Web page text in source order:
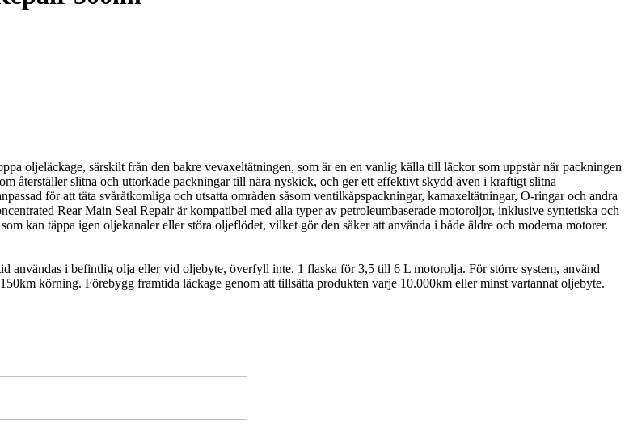
oljeläckage, särskilt från den bakre vevaxeltätningen, som är en en vanlig källa till läckor som uppstår när packningen
återställer slitna och uttorkade packningar till nära nyskick, och ger ett effektivt skydd även i kraftigt slitna
för att täta svåråtkomliga och utsatta områden såsom ventilkåpspackningar, kamaxeltätningar, O-ringar och andra
Rear Main Seal Repair är kompatibel med alla typer av petroleumbaserade motoroljor, inklusive syntetiska och
kan täppa igen oljekanaler eller störa oljeflödet, vilket gör den säker att använda i både äldre och moderna motorer.
i befintlig olja eller vid oljebyte, överfyll inte. 1 flaska för 3,5 till 6 L motorolja. För större system, använd
körning. Förebygg framtida läckage genom att tillsätta produkten varje 10.000km eller minst vartannat oljebyte.